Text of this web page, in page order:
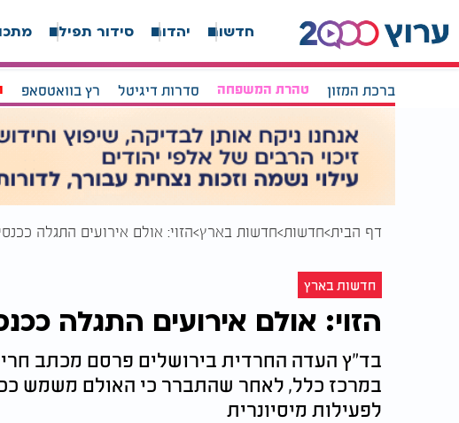
חדשות יהדות סידור תפילה
ברכת המזון טהרת המשפחה סדרות דיגיטל רץ בוואטסאפ
דף הבית חדשות חדשות בארץ הזוי: אולם אירועים התגלה
חדשות בארץ
הזוי: אולם אירועים התגלה
בד"ץ העדה החרדית בירושלים פרסם מכתב
במרכז כלל, לאחר שהתברר כי האולם משמש
לפעילות מיסיונרית